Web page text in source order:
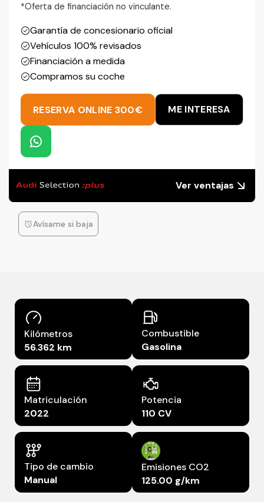
*Oferta de financiación no vinculante.
Garantía de concesionario oficial
Vehículos 100% revisados
Financiación a medida
Compramos su coche
RESERVA ONLINE 300€ ME INTERESA
Ver ventajas
Avísame si baja
Kilómetros
56.362 km
Combustible
Gasolina
Matriculación
2022
Potencia
110 CV
Tipo de cambio
Manual
Emisiones CO2
125.00 g/km